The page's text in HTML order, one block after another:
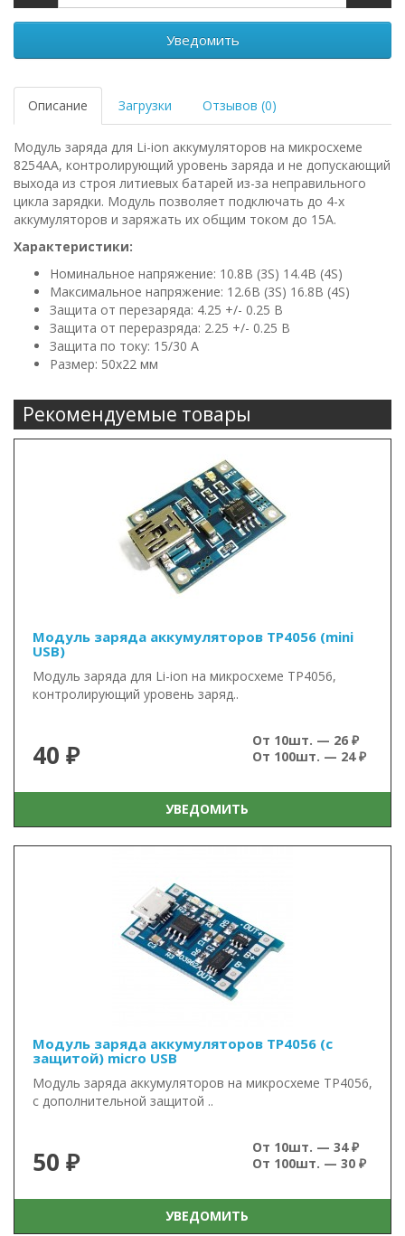
Уведомить
Описание Загрузки Отзывов (0)
Модуль заряда для Li-ion аккумуляторов на микросхеме
8254AA, контролирующий уровень заряда и не допускающий
выхода из строя литиевых батарей из-за неправильного
цикла зарядки. Модуль позволяет подключать до 4-х
аккумуляторов и заряжать их общим током до 15А.
Характеристики:
Номинальное напряжение: 10.8В (3S) 14.4B (4S)
Максимальное напряжение: 12.6В (3S) 16.8B (4S)
Защита от перезаряда: 4.25 +/- 0.25 В
Защита от переразряда: 2.25 +/- 0.25 В
Защита по току: 15/30 А
Размер: 50х22 мм
Рекомендуемые товары
Модуль заряда аккумуляторов TP4056 (mini
USB)
Модуль заряда для Li-ion на микросхеме TP4056,
контролирующий уровень заряд..
40 ₽
От 10шт. — 26 ₽
От 100шт. — 24 ₽
УВЕДОМИТЬ
Модуль заряда аккумуляторов TP4056 (с
защитой) micro USB
Модуль заряда аккумуляторов на микросхеме TP4056,
с дополнительной защитой ..
50 ₽
От 10шт. — 34 ₽
От 100шт. — 30 ₽
УВЕДОМИТЬ